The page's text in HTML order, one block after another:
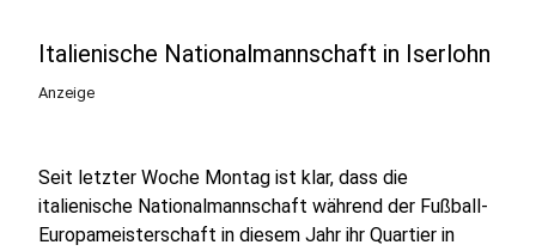
Italienische Nationalmannschaft in Iserlohn
Anzeige
Seit letzter Woche Montag ist klar, dass die
italienische Nationalmannschaft während der Fußball-
Europameisterschaft in diesem Jahr ihr Quartier in